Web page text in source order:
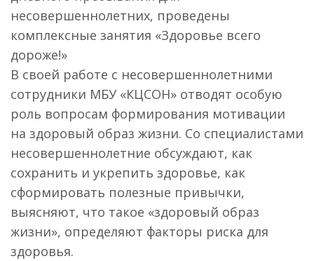
несовершеннолетних, проведены
комплексные занятия «Здоровье всего
дороже!»
В своей работе с несовершеннолетними
сотрудники МБУ «КЦСОН» отводят особую
роль вопросам формирования мотивации
на здоровый образ жизни. Со специалистами
несовершеннолетние обсуждают, как
сохранить и укрепить здоровье, как
сформировать полезные привычки,
выясняют, что такое «здоровый образ
жизни», определяют факторы риска для
здоровья.